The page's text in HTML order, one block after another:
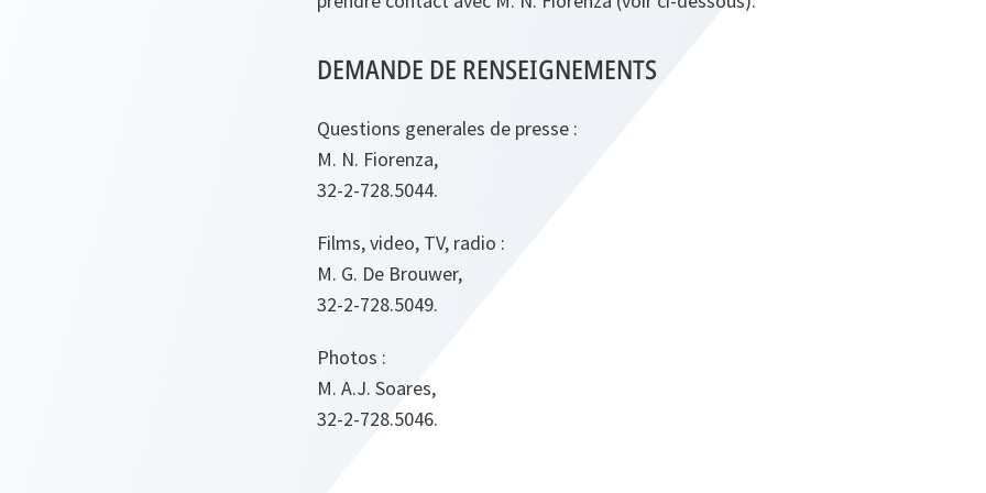
DEMANDE DE RENSEIGNEMENTS
Questions generales de presse :
M. N. Fiorenza,
32-2-728.5044.
Films, video, TV, radio :
M. G. De Brouwer,
32-2-728.5049.
Photos :
M. A.J. Soares,
32-2-728.5046.